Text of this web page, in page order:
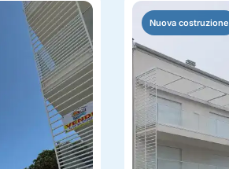
Nuova costruzione